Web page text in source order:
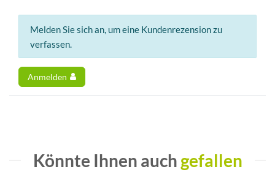
Melden Sie sich an, um eine Kundenrezension zu
verfassen.
Anmelden
Könnte Ihnen auch gefallen